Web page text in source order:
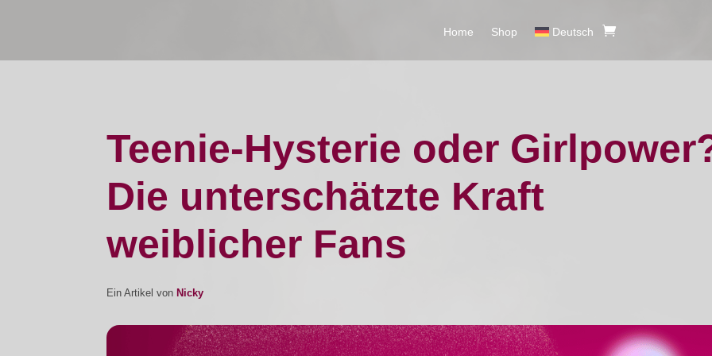
Home Shop Deutsch
Teenie-Hysterie oder
Die unterschätzte Kraft
weiblicher Fans
Ein Artikel vonNicky